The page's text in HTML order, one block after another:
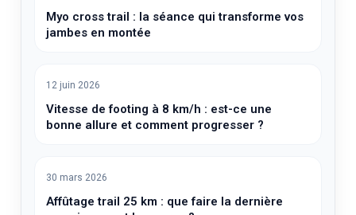
Myo cross trail : la séance qui transforme vos
jambes en montée
12 juin 2026
Vitesse de footing à 8 km/h : est-ce une
bonne allure et comment progresser ?
30 mars 2026
Affûtage trail 25 km : que faire la dernière